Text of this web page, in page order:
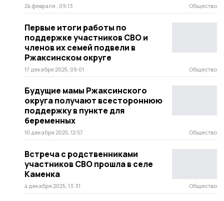
24 февраля , 09:13 Общество
Первые итоги работы по
поддержке участников СВО и
членов их семей подвели в
Ржаксинском округе
17 декабря 2025, 09:01 Общество
Будущие мамы Ржаксинского
округа получают всестороннюю
поддержку в пункте для
беременных
10 декабря 2025, 12:57 Общество
Встреча с родственниками
участников СВО прошла в селе
Каменка
4 декабря 2025, 13:31 Общество